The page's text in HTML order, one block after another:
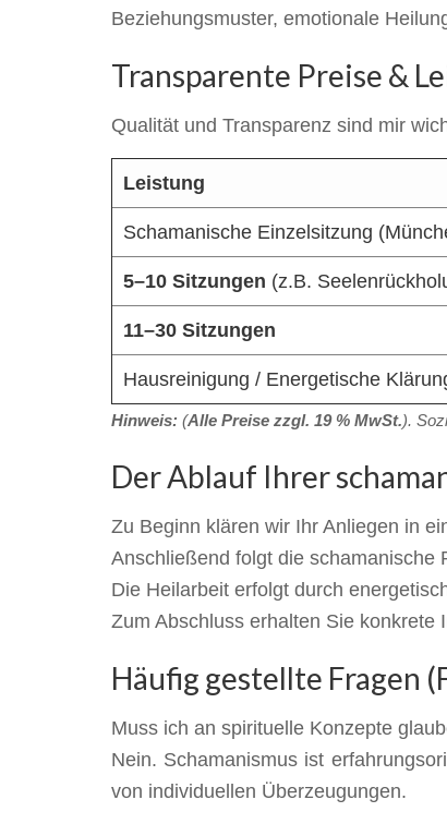
Beziehungsmuster, emotionale
Transparente Preise &
Qualität und Transparenz sind mir
Leistung
Schamanische Einzelsitzung
5–10 Sitzungen (z.B.
11–30 Sitzungen
Hausreinigung / Energetische
Hinweis: (Alle Preise zzgl. 19 % MwSt.).
Der Ablauf Ihrer
Zu Beginn klären wir Ihr Anliegen in
Anschließend folgt die schamanische
Die Heilarbeit erfolgt durch
Zum Abschluss erhalten Sie konkrete
Häufig gestellte Fragen
Muss ich an spirituelle Konzepte
Nein. Schamanismus ist
von individuellen Überzeugungen.